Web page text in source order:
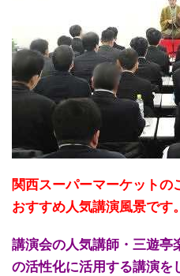
関西スーパーマーケットの
おすすめ人気講演風景です。
講演会の人気講師・三遊亭
の活性化に活用する講演を